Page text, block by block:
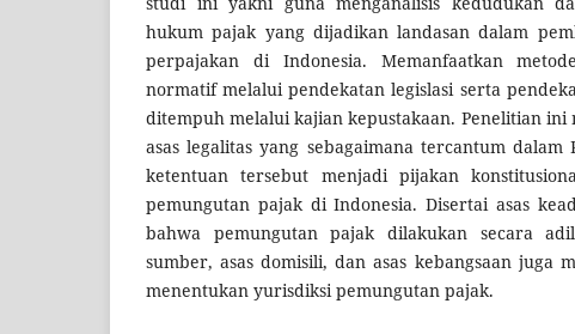
hukum pajak yang dijadikan landasan dalam
perpajakan di Indonesia. Memanfaatkan
normatif melalui pendekatan legislasi serta
ditempuh melalui kajian kepustakaan. Penelitian ini
asas legalitas yang sebagaimana tercantum dalam
ketentuan tersebut menjadi pijakan
pemungutan pajak di Indonesia. Disertai asas
bahwa pemungutan pajak dilakukan secara
sumber, asas domisili, dan asas kebangsaan juga
menentukan yurisdiksi pemungutan pajak.